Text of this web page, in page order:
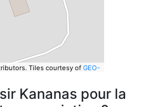
Tiles courtesy of GEO-
Kananas pour la